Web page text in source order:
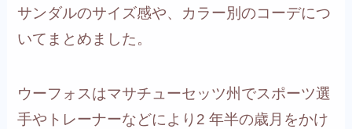
サンダルのサイズ感や、カラー別のコーデにつ
いてまとめました。
ウーフォスはマサチューセッツ州でスポーツ選
手やトレーナーなどにより2 年半の歳月をかけ